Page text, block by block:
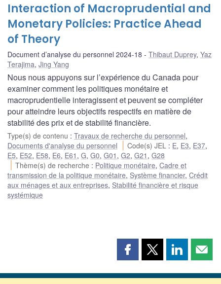
Interaction of Macroprudential and
Monetary Policies: Practice Ahead
of Theory
Document d’analyse du personnel 2024-18 Thibaut Duprey, Yaz
Terajima, Jing Yang
Nous nous appuyons sur l’expérience du Canada pour
examiner comment les politiques monétaire et
macroprudentielle interagissent et peuvent se compléter
pour atteindre leurs objectifs respectifs en matière de
stabilité des prix et de stabilité financière.
Type(s) de contenu : Travaux de recherche du personnel,
Documents d'analyse du personnel
Code(s) JEL : E, E3, E37,
E5, E52, E58, E6, E61 , G, G0, G01 , G2, G21 , G28
Thème(s) de recherche : Politique monétaire,Cadre et
transmission de la politique monétaire, Système financier, Crédit
aux ménages et aux entreprises, Stabilité financière et risque
systémique
Partager
page
Partager
page
Partager
page page